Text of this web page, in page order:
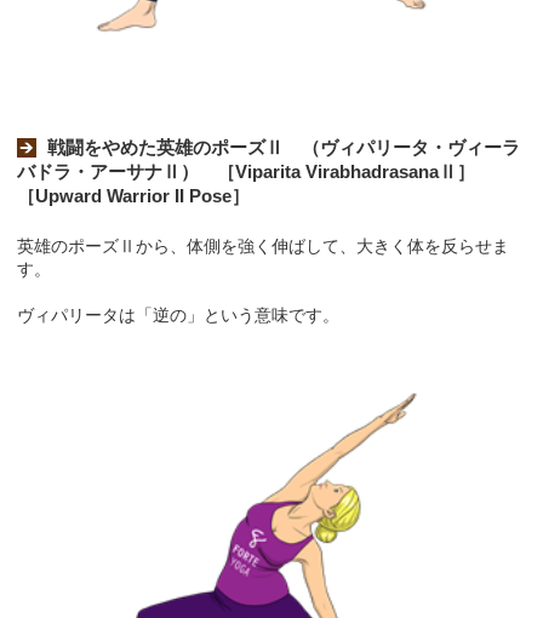
戦闘をやめた英雄のポーズⅡ （ヴィパリータ・ヴィーラ
バドラ・アーサナⅡ） ［Viparita VirabhadrasanaⅡ］
［Upward Warrior II Pose］
英雄のポーズⅡから、体側を強く伸ばして、大きく体を反らせま
す。
ヴィパリータは「逆の」という意味です。